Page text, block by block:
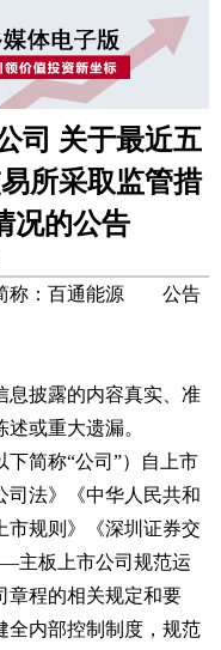
司 关于最近五
所采取监管措
况的公告
：百通能源 公告
披露的内容真实、准
或重大遗漏。
简称“公司”）自上市
司法》《中华人民共和
市规则》《深圳证券交
主板上市公司规范运
章程的相关规定和要
全内部控制制度，规范